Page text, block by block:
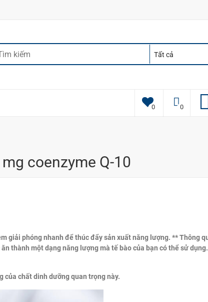
0 0
coenzyme Q-10
giải phóng nhanh để thúc đẩy sản xuất năng lượng. ** Thông
thành một dạng năng lượng mà tế bào của bạn có thể sử
của chất dinh dưỡng quan trọng này.